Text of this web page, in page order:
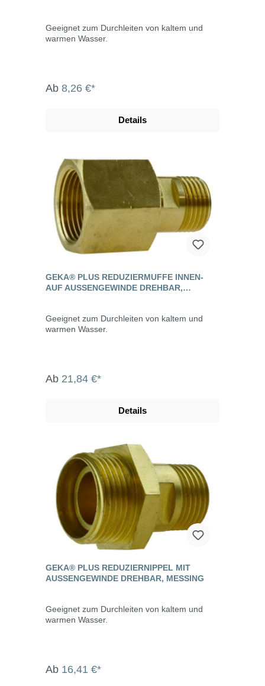
Geeignet zum Durchleiten von kaltem und
warmen Wasser.
Ab 8,26 €*
Details
GEKA® PLUS REDUZIERMUFFE INNEN-
AUF AUSSENGEWINDE DREHBAR, M
Geeignet zum Durchleiten von kaltem und
warmen Wasser.
Ab 21,84 €*
Details
GEKA® PLUS REDUZIERNIPPEL MIT
AUSSENGEWINDE DREHBAR, MESSING
Geeignet zum Durchleiten von kaltem und
warmen Wasser.
Ab 16,41 €*